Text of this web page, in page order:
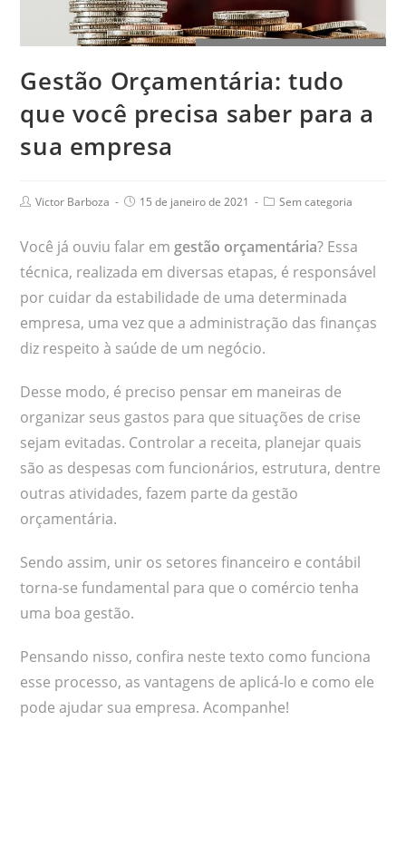
Gestão Orçamentária: tudo
que você precisa saber para a
sua empresa
Victor Barboza 15 de janeiro de 2021 Sem categoria
Você já ouviu falar em gestão orçamentária? Essa
técnica, realizada em diversas etapas, é responsável
por cuidar da estabilidade de uma determinada
empresa, uma vez que a administração das finanças
diz respeito à saúde de um negócio.
Desse modo, é preciso pensar em maneiras de
organizar seus gastos para que situações de crise
sejam evitadas. Controlar a receita, planejar quais
são as despesas com funcionários, estrutura, dentre
outras atividades, fazem parte da gestão
orçamentária.
Sendo assim, unir os setores financeiro e contábil
torna-se fundamental para que o comércio tenha
uma boa gestão.
Pensando nisso, confira neste texto como funciona
esse processo, as vantagens de aplicá-lo e como ele
pode ajudar sua empresa. Acompanhe!